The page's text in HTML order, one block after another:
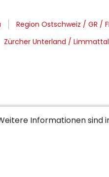
Region Ostschweiz / GR /
Zürcher Unterland / Limmattal
Informationen sind